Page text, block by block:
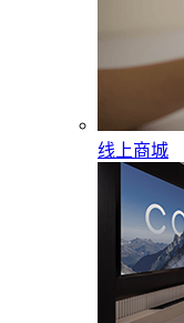
线上商城